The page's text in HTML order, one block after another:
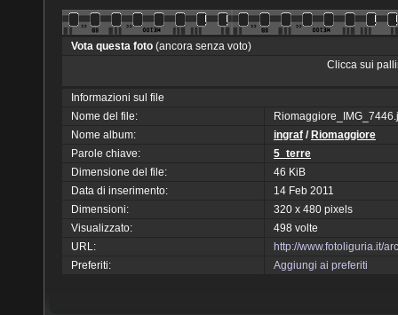
Vota questa foto (ancora senza voto)
Clicca sui
Informazioni sul file
Nome del file:
Nome album:
ingraf / Riomaggiore
Parole chiave:
5_terre
Dimensione del file:
46 KiB
Data di inserimento:
14 Feb 2011
Dimensioni:
320 x 480 pixels
Visualizzato:
498 volte
URL:
http://www.fotoliguria.it/
Preferiti:
Aggiungi ai preferiti